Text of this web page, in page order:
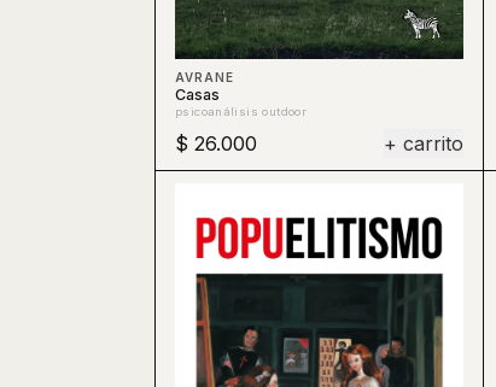
AVRANE
Casas
psicoanálisis outdoor
$ 26.000 + carrito